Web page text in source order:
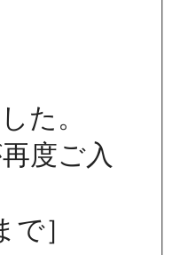
た。
度ご入
で］